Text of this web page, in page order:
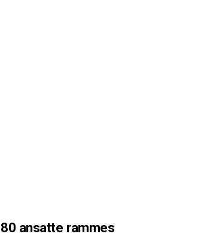
80 ansatte rammes